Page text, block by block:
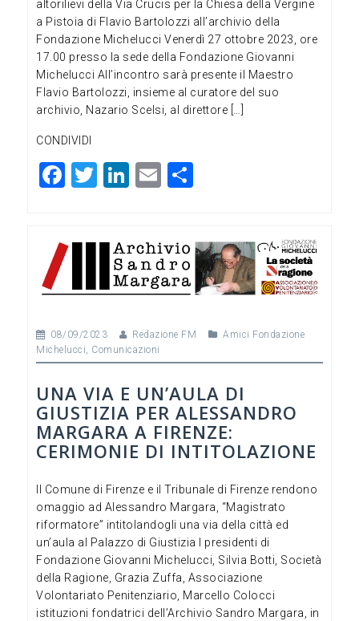
altorilievi della Via Crucis per la Chiesa della Vergine
a Pistoia di Flavio Bartolozzi all’archivio della
Fondazione Michelucci Venerdì 27 ottobre 2023, ore
17.00 presso la sede della Fondazione Giovanni
Michelucci All’incontro sarà presente il Maestro
Flavio Bartolozzi, insieme al curatore del suo
archivio, Nazario Scelsi, al direttore […]
CONDIVIDI
F
e
o
o
k
T
er
Li
dI
n
E
l
di
vi
di
08/09/2023 Redazione FM
Amici Fondazione
Michelucci
Comunicazioni
UNA VIA E UN’AULA DI
GIUSTIZIA PER ALESSANDRO
MARGARA A FIRENZE:
CERIMONIE DI INTITOLAZIONE
Il Comune di Firenze e il Tribunale di Firenze rendono
omaggio ad Alessandro Margara, “Magistrato
riformatore” intitolandogli una via della città ed
un’aula al Palazzo di Giustizia I presidenti di
Fondazione Giovanni Michelucci, Silvia Botti, Società
della Ragione, Grazia Zuffa, Associazione
Volontariato Penitenziario, Marcello Colocci
istituzioni fondatrici dell’Archivio Sandro Margara, in